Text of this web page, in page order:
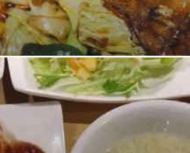
シャル
ー2品盛り
メニューは必見です☆棒餃子
定食…等の定食が830円から！
財布にやさしい価格で、お
です♪